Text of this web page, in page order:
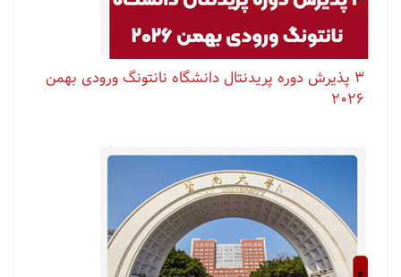
۳ پذیرش دوره پریدنتال دانشگاه نانتونگ ورودی بهمن
۲۰۲۶